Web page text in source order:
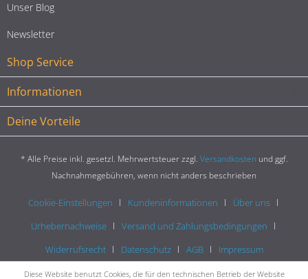
Unser Blog
Newsletter
Shop Service
Informationen
Deine Vorteile
* Alle Preise inkl. gesetzl. Mehrwertsteuer zzgl. Versandkosten und ggf.
Nachnahmegebühren, wenn nicht anders beschrieben
Cookie-Einstellungen Kundeninformationen
Über uns
Urhebernachweise
Versand und Zahlungsbedingungen
Widerrufsrecht
Datenschutz AGB Impressum
Diese Website benutzt Cookies, die für den technischen Betrieb der Website